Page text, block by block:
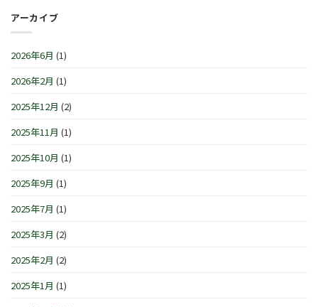
ブ
レ
ョ
IN
浜/
町』！！
は
～
1
(日)
は
4
は
お
知
で
は
アーカイブ
2026年6月 (1)
2026年2月 (1)
2025年12月 (2)
2025年11月 (1)
2025年10月 (1)
2025年9月 (1)
2025年7月 (1)
2025年3月 (2)
2025年2月 (2)
2025年1月 (1)